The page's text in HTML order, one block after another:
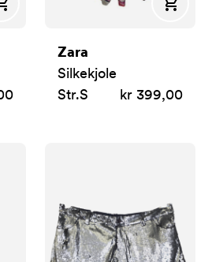
Kjøp Kjøp
Zara
Silkekjole
Str.S kr 399,00